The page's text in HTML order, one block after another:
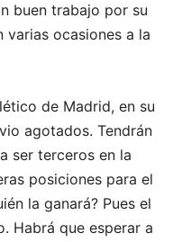
buen trabajo por su
varias ocasiones a la
de Madrid, en su
agotados. Tendrán
ser terceros en la
posiciones para el
la ganará? Pues el
Habrá que esperar a